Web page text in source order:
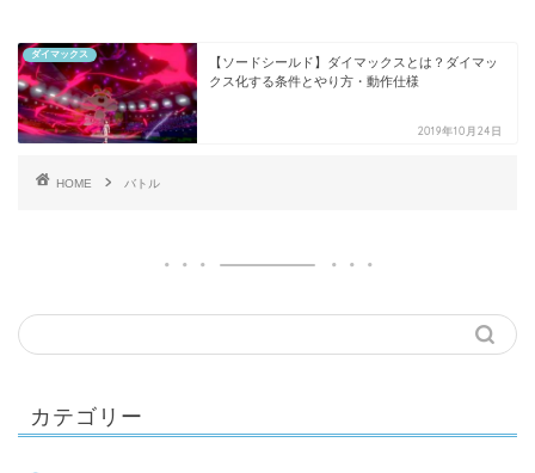
ダイマックス
【ソードシールド】ダイマックスとは？ダイマッ
クス化する条件とやり方・動作仕様
2019年10月24日
HOME バトル
カテゴリー